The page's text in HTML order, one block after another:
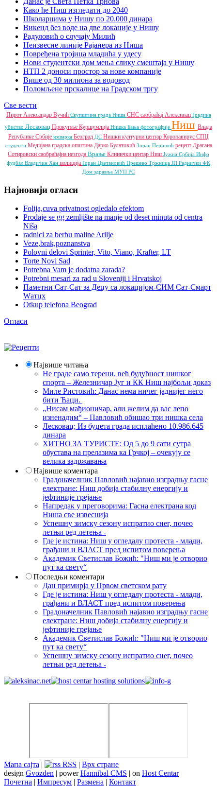
Како ће Ниш изгледати до 2040
Школарцима у Нишу по 20.000 динара
Викенд без воде на две локације у Нишу
Радуловић о случају Милић
Неизвесне линије Рајанера из Ниша
Повређена тројица младића у удесу
Нови студентски дом мења слику смештаја у Нишу
НТП 2 доноси простор за нове компаније
Више од 30 милиона за водовод
Поломљене прскалице на Градском тргу
Све вести
Пирот Александар Вучић Скупштина града Ниша СНС саобраћај Алексинац Градина
убиство Лесковац Прокупље Куршумлија Нишка Бања фотографије Ниш Влада
Републике Србије кошарка Београд ДС Нишки културни центар Коронавирус СПЦ
студенти Медијана градска општина Дарко Булатовић Зоран Перишић рецепт Драгана
Сотировски саобраћајна незгода Врање Клинички центар Ниш Јужна Србија Инфо
фудбал Владичин Хан полиција Горан Цветановић Прешево Тржница ЈП Раднички ФК
Дом здравља МУП РС
Најновији огласи
Folija,cuva privatnost ogledalo efektom
Prodaje se gg zemljište na manje od deset minuta od centra
Niša
radnici za berbu maline Arilje
Veze,brak,poznanstva
Polovni delovi Sprinter, Vito, Viano, Krafter, LT
Torte Novi Sad
Potrebna Vam je dodatna zarada?
Potrebni mesari za rad u Sloveniji i Hrvatskoj
Паметни Сат-Сат за Децу са локацијом-СИМ Сат-Смарт
Wатцх
Otkup telefona Beograd
Огласи
Највише читања
Не граде само терени, већ будућност нишког
спорта – Железничар Југ и КК Ниш најбољи доказ
Миле Ристовић: Данас нема ничег јаднијег него
бити Ћаци.
„Нисам мађионичар, али желим да вас лепо
изненадим“ – Павловић обишао три нишка села
Лесковац; Из буџета града исплаћено 10.986.645
динара
ХИТНО ЗА ТУРИСТЕ: Од 5 до 9 сати сутра
обустава на прелазима ка Грчкој – очекују се
велика задржавања
Највише коментара
Градоначелник Павловић најавио изградњу гасне
електране: Ниш добија стабилну енергију и
јефтиније грејање
Напредак у преговорима: Гасна електрана код
Ниша све извеснија
Успешну зимску сезону испратио снег, почео
летњи ред летења -
Где је истина: Ниш у огледалу протеста - млади,
грађани и ВЛАСТ пред испитом поверења
Академик Светислав Божић: "Ниш ми је отворио
пут ка свету“
Последњи коментари
Дан примирја у Првом светском рату
Где је истина: Ниш у огледалу протеста - млади,
грађани и ВЛАСТ пред испитом поверења
Градоначелник Павловић најавио изградњу гасне
електране: Ниш добија стабилну енергију и
јефтиније грејање
Академик Светислав Божић: "Ниш ми је отворио
пут ка свету“
Успешну зимску сезону испратио снег, почео
летњи ред летења -
Мапа сајта RSS
Врх стране
design Gvozden | powerHannibal CMS | on Host Centar
Почетна
Импресум Размена Контакт